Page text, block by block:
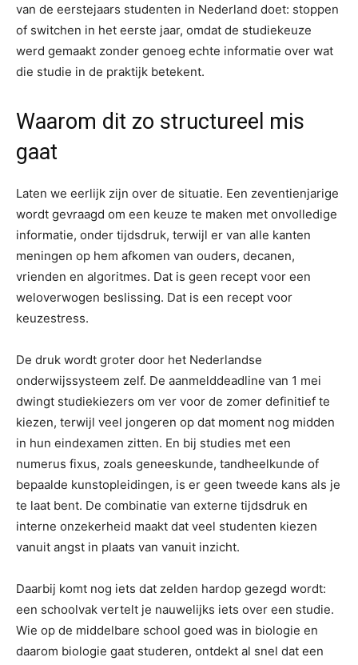
van de eerstejaars studenten in Nederland doet: stoppen
of switchen in het eerste jaar, omdat de studiekeuze
werd gemaakt zonder genoeg echte informatie over wat
die studie in de praktijk betekent.
Waarom dit zo structureel mis
gaat
Laten we eerlijk zijn over de situatie. Een zeventienjarige
wordt gevraagd om een keuze te maken met onvolledige
informatie, onder tijdsdruk, terwijl er van alle kanten
meningen op hem afkomen van ouders, decanen,
vrienden en algoritmes. Dat is geen recept voor een
weloverwogen beslissing. Dat is een recept voor
keuzestress.
De druk wordt groter door het Nederlandse
onderwijssysteem zelf. De aanmelddeadline van 1 mei
dwingt studiekiezers om ver voor de zomer definitief te
kiezen, terwijl veel jongeren op dat moment nog midden
in hun eindexamen zitten. En bij studies met een
numerus fixus, zoals geneeskunde, tandheelkunde of
bepaalde kunstopleidingen, is er geen tweede kans als je
te laat bent. De combinatie van externe tijdsdruk en
interne onzekerheid maakt dat veel studenten kiezen
vanuit angst in plaats van vanuit inzicht.
Daarbij komt nog iets dat zelden hardop gezegd wordt:
een schoolvak vertelt je nauwelijks iets over een studie.
Wie op de middelbare school goed was in biologie en
daarom biologie gaat studeren, ontdekt al snel dat een